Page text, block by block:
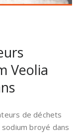
Veolia
de déchets
broyé dans